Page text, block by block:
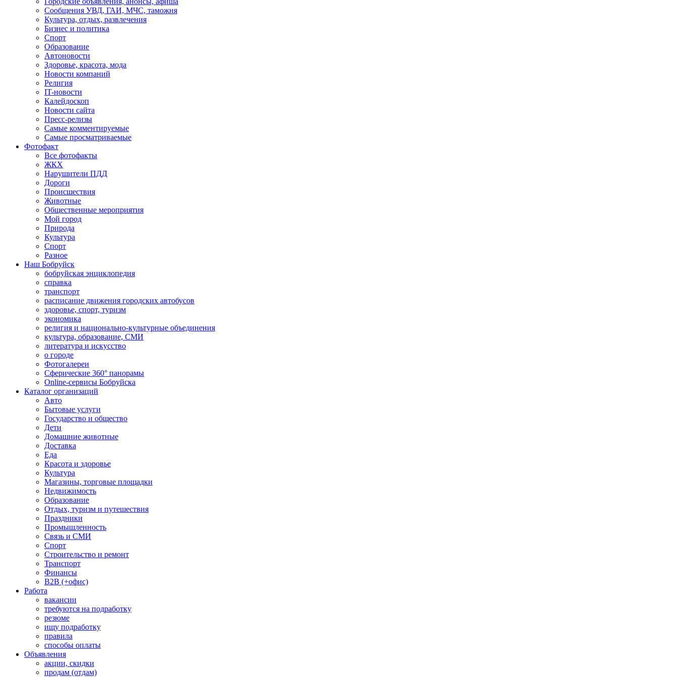
Сообщения УВД, ГАИ, МЧС, таможня
Культура, отдых, развлечения
Бизнес и политика
Спорт
Образование
Автоновости
Здоровье, красота, мода
Новости компаний
Религия
IT-новости
Калейдоскоп
Новости сайта
Пресс-релизы
Самые комментируемые
Самые просматриваемые
Фотофакт
Все фотофакты
ЖКХ
Нарушители ПДД
Дороги
Происшествия
Животные
Общественные мероприятия
Мой город
Природа
Культура
Спорт
Разное
Наш Бобруйск
бобруйская энциклопедия
справка
транспорт
расписание движения городских автобусов
здоровье, спорт, туризм
экономика
религия и национально-культурные объединения
культура, образование, СМИ
литература и искусство
о городе
Фотогалереи
Сферические 360° панорамы
Online-сервисы Бобруйска
Каталог организаций
Авто
Бытовые услуги
Государство и общество
Дети
Домашние животные
Доставка
Еда
Красота и здоровье
Культура
Магазины, торговые площадки
Недвижимость
Образование
Отдых, туризм и путешествия
Праздники
Промышленность
Связь и СМИ
Спорт
Строительство и ремонт
Транспорт
Финансы
B2B (+офис)
Работа
вакансии
требуются на подработку
резюме
ищу подработку
правила
способы оплаты
Объявления
акции, скидки
продам (отдам)